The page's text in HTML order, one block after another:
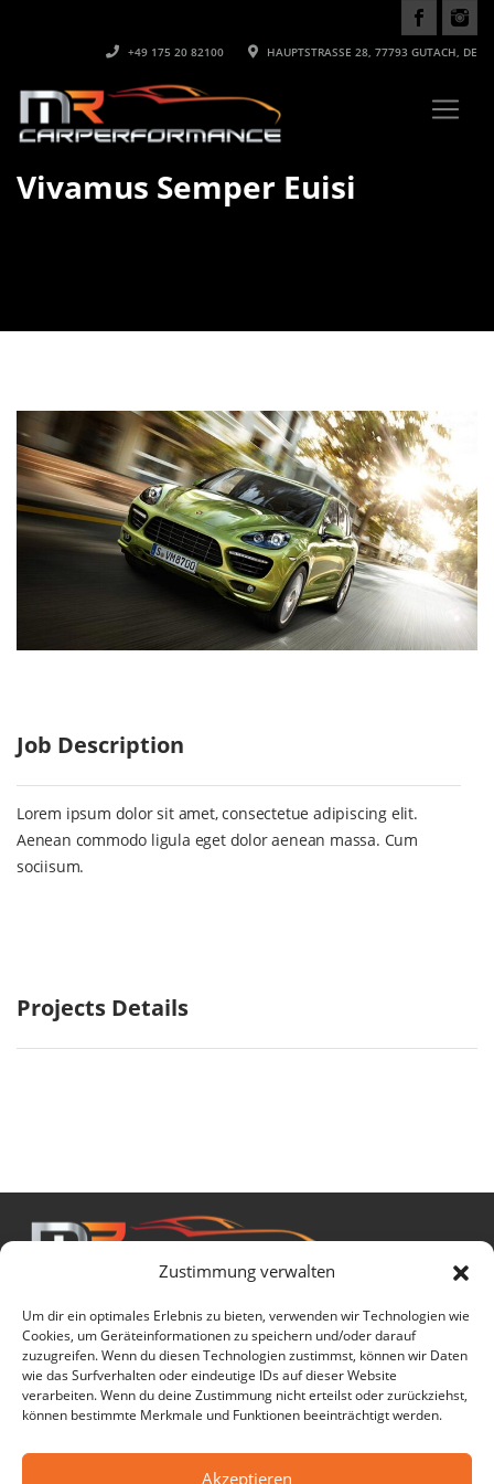
Zustimmung verwalten
Um dir ein optimales Erlebnis zu bieten, verwenden wir Technologien wie
Cookies, um Geräteinformationen zu speichern und/oder darauf
zuzugreifen. Wenn du diesen Technologien zustimmst, können wir Daten
wie das Surfverhalten oder eindeutige IDs auf dieser Website
verarbeiten. Wenn du deine Zustimmung nicht erteilst oder zurückziehst,
können bestimmte Merkmale und Funktionen beeinträchtigt werden.
Akzeptieren
+49 175 20 82100 HAUPTSTRASSE 28, 77793 GUTACH, DE
Vivamus Semper Euisi
Job Description
Lorem ipsum dolor sit amet, consectetue adipiscing elit.
Aenean commodo ligula eget dolor aenean massa. Cum
sociisum.
Projects Details
© 2025 MR Carperformance
Impressum|Datenschutz|Nutzungsbedingungen